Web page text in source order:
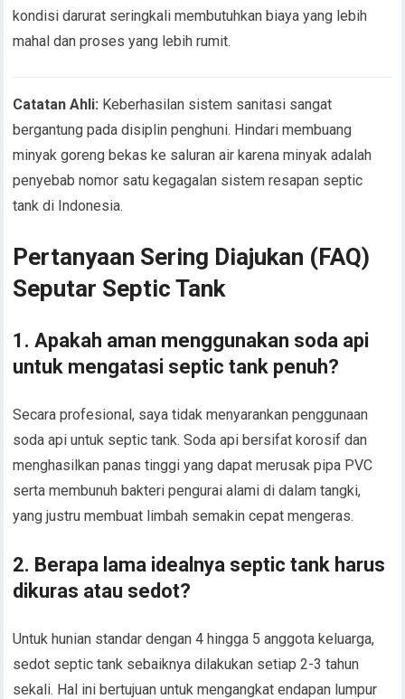
kondisi darurat seringkali membutuhkan biaya yang lebih
mahal dan proses yang lebih rumit.
Catatan Ahli: Keberhasilan sistem sanitasi sangat
bergantung pada disiplin penghuni. Hindari membuang
minyak goreng bekas ke saluran air karena minyak adalah
penyebab nomor satu kegagalan sistem resapan septic
tank di Indonesia.
Pertanyaan Sering Diajukan (FAQ)
Seputar Septic Tank
1. Apakah aman menggunakan soda api
untuk mengatasi septic tank penuh?
Secara profesional, saya tidak menyarankan penggunaan
soda api untuk septic tank. Soda api bersifat korosif dan
menghasilkan panas tinggi yang dapat merusak pipa PVC
serta membunuh bakteri pengurai alami di dalam tangki,
yang justru membuat limbah semakin cepat mengeras.
2. Berapa lama idealnya septic tank harus
dikuras atau sedot?
Untuk hunian standar dengan 4 hingga 5 anggota keluarga,
sedot septic tank sebaiknya dilakukan setiap 2-3 tahun
sekali. Hal ini bertujuan untuk mengangkat endapan lumpur